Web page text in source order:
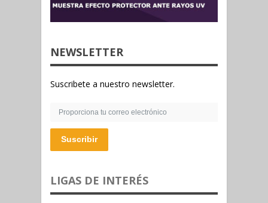
NEWSLETTER
Suscribete a nuestro newsletter.
Suscribir
LIGAS DE INTERÉS